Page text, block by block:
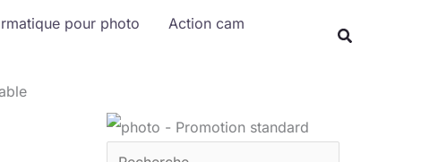
pour photo
Action cam
Rechercher